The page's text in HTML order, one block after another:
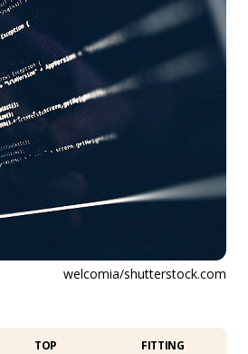
welcomia/shutterstock.com
TOP FITTING